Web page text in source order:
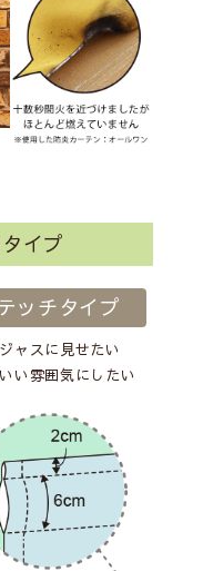
イプ
ッチタイプ
ャスに見せたい
い雰囲気にしたい